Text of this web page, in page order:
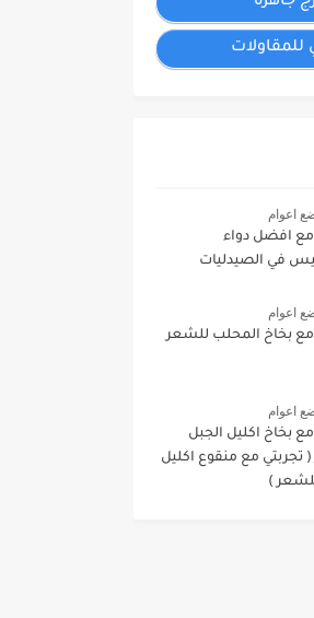
للمقاولات
اعوام
مع افضل دواء
في الصيدليات
اعوام
مع بخاخ المحلب للشعر
اعوام
بخاخ اكليل الجبل
تجربتي مع منقوع اكليل
)